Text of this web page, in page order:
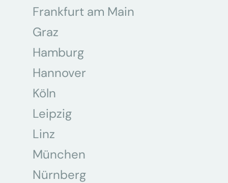
Frankfurt am Main
Graz
Hamburg
Hannover
Köln
Leipzig
Linz
München
Nürnberg